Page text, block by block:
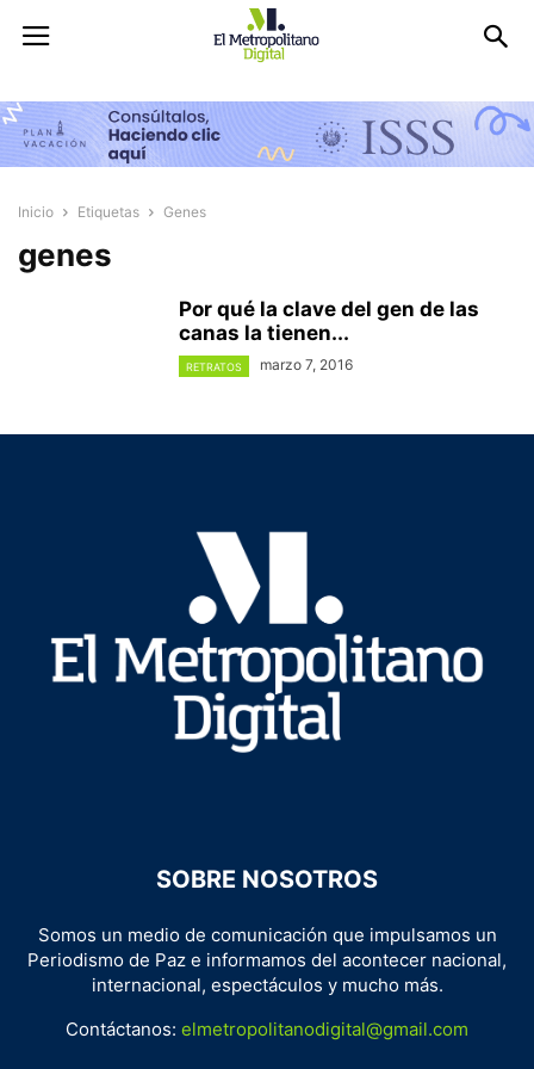
Inicio Etiquetas Genes
genes
Por qué la clave del gen de las
canas la tienen...
RETRATOS marzo 7, 2016
SOBRE NOSOTROS
Somos un medio de comunicación que impulsamos un
Periodismo de Paz e informamos del acontecer nacional,
internacional, espectáculos y mucho más.
Contáctanos: elmetropolitanodigital@gmail.com